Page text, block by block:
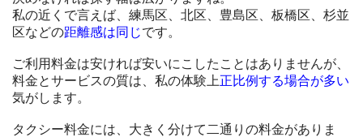
私の近くで言えば、練馬区、北区、豊島区、板橋区、杉並
区などの距離感は同じです。
ご利用料金は安ければ安いにこしたことはありませんが、
料金とサービスの質は、私の体験上正比例する場合が多い
気がします。
タクシー料金には、大きく分けて二通りの料金がありま